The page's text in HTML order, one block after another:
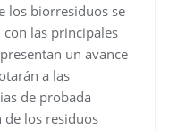
los biorresiduos se
las principales
un avance
a las
de probada
de los residuos